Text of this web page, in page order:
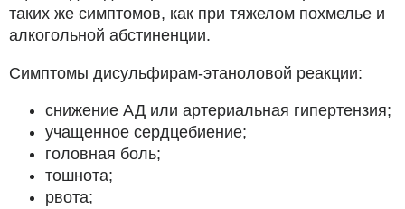
таких же симптомов, как при тяжелом похмелье и
алкогольной абстиненции.
Симптомы дисульфирам-этаноловой реакции:
снижение АД или артериальная гипертензия;
учащенное сердцебиение;
головная боль;
тошнота;
рвота;